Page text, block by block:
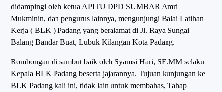
didampingi oleh ketua APITU DPD SUMBAR Amri
Mukminin, dan pengurus lainnya, mengunjungi Balai Latihan
Kerja ( BLK ) Padang yang beralamat di Jl. Raya Sungai
Balang Bandar Buat, Lubuk Kilangan Kota Padang.
Rombongan di sambut baik oleh Syamsi Hari, SE.MM selaku
Kepala BLK Padang beserta jajarannya. Tujuan kunjungan ke
BLK Padang kali ini, tidak lain untuk membahas, Tahap